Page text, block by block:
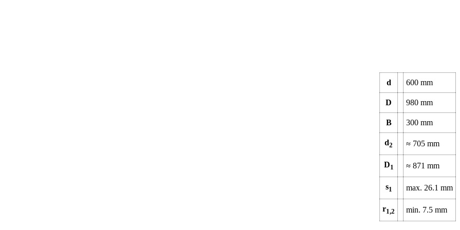
d 600 mm
D 980 mm
B 300 mm
d2 ≈ 705 mm
D1 ≈ 871 mm
s1 max. 26.1 mm
r1,2 min. 7.5 mm